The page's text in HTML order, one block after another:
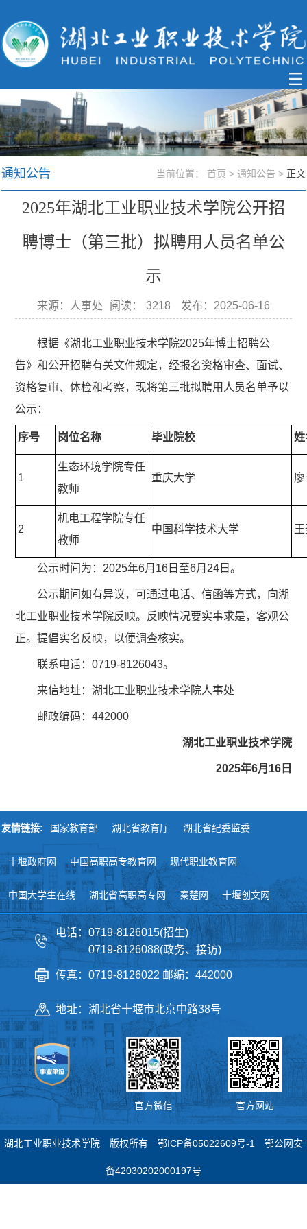
通知公告 当前位置： 首页 > 通知公告 >正文
2025年湖北工业职业技术学院公开招
聘博士（第三批）拟聘用人员名单公
示
来源：人事处 阅读： 3218 发布：2025-06-16
根据《湖北工业职业技术学院2025年博士招聘公
告》和公开招聘有关文件规定，经报名资格审查、面试、
资格复审、体检和考察，现将第三批拟聘用人员名单予以
公示：
序号 岗位名称 毕业院校
1
生态环境学院专任
教师
重庆大学
2
机电工程学院专任
教师
中国科学技术大学
公示时间为：2025年6月16日至6月24日。
公示期间如有异议，可通过电话、信函等方式，向湖
北工业职业技术学院反映。反映情况要实事求是，客观公
正。提倡实名反映，以便调查核实。
联系电话：0719-8126043。
来信地址：湖北工业职业技术学院人事处
邮政编码：442000
湖北工业职业技术学院
2025年6月16日
友情链接: 国家教育部 湖北省教育厅 湖北省纪委监委
十堰政府网 中国高职高专教育网 现代职业教育网
中国大学生在线 湖北省高职高专网 秦楚网 十堰创文网
电话：0719-8126015(招生)
0719-8126088(政务、接访)
传真：0719-8126022 邮编：442000
地址：湖北省十堰市北京中路38号
官方微信 官方网站
湖北工业职业技术学院 版权所有 鄂ICP备05022609号-1 鄂公网安
备42030202000197号